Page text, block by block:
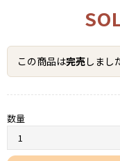
この商品は完売しまし
数量